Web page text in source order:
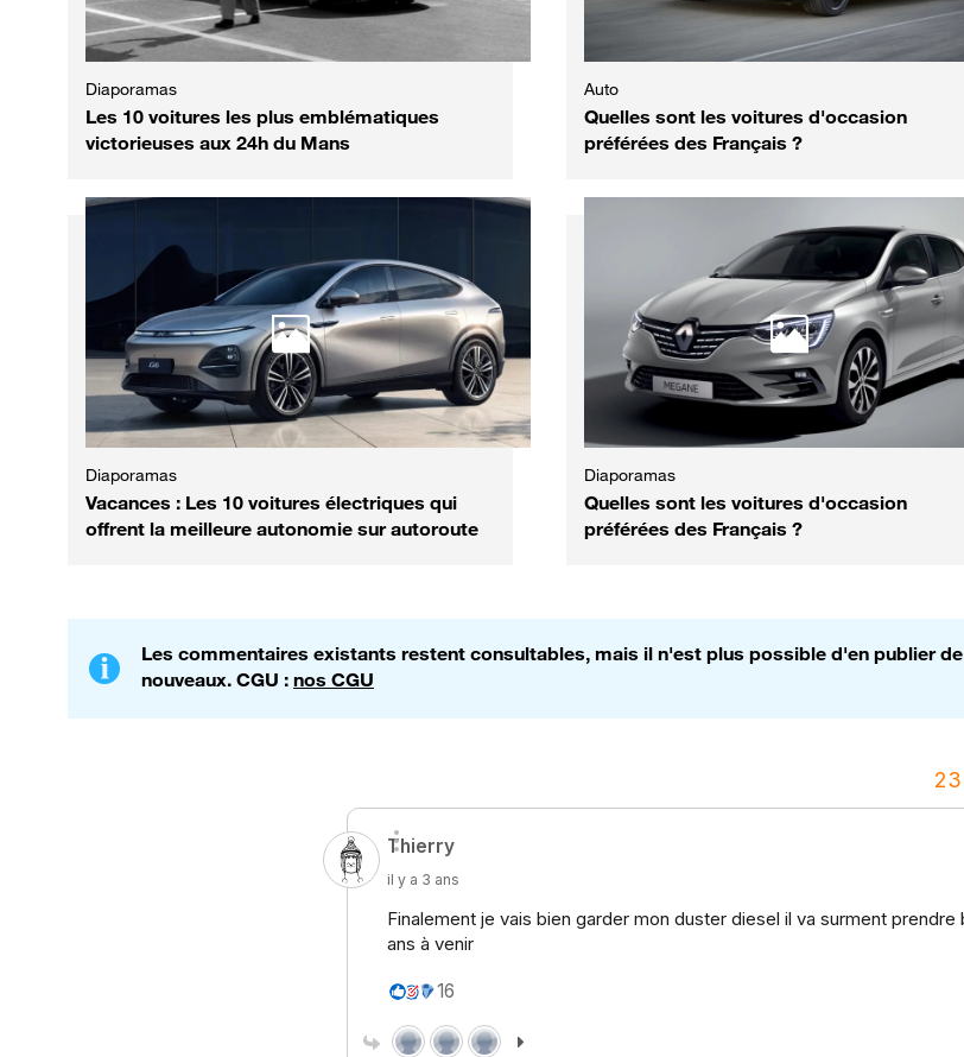
Diaporamas
Les 10 voitures les plus emblématiques
victorieuses aux 24h du Mans
Auto
Quelles sont les voitures d'occasion
préférées des Français ?
Diaporamas
Vacances : Les 10 voitures électriques qui
offrent la meilleure autonomie sur autoroute
Diaporamas
Quelles sont les voitures d'occasion
préférées des Français ?
Les commentaires existants restent consultables, mais il n'est plus possible d'en publier de
nouveaux. CGU : nos CGU